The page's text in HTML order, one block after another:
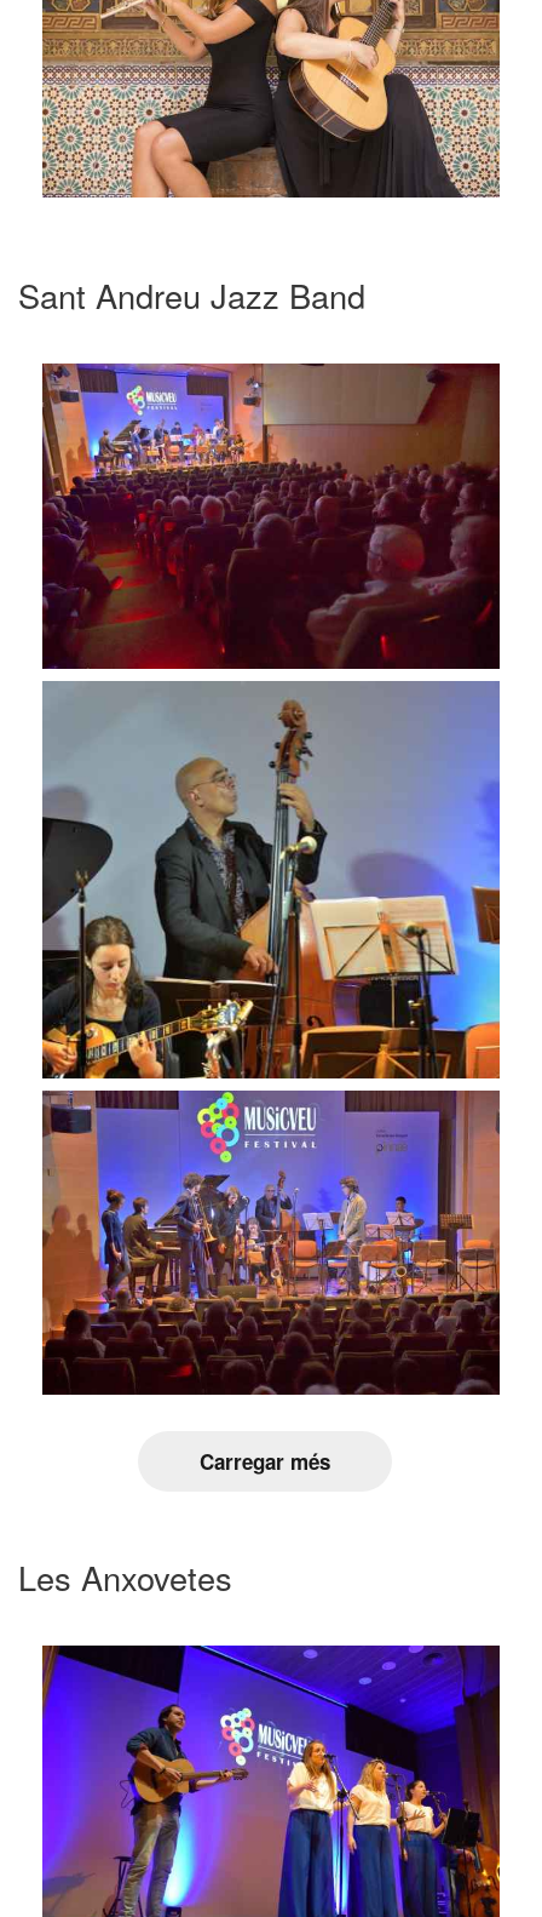
Sant Andreu Jazz Band
Carregar més
Les Anxovetes